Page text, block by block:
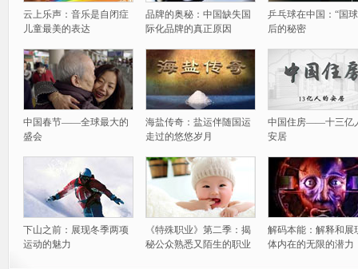
云上乐声：音乐是自闭症
儿童最美的表达
品牌的奥秘：中国缺失国
际化品牌的真正原因
乒乓球在中国：“国
后的秘密
中国春节——全球最大的
盛会
海盐传奇：盐运伴随国运
走过的悠悠岁月
中国住房——十三亿
安居
下山之前：展现冬季两项
运动的魅力
《特殊职业》第二季：揭
秘公众熟悉又陌生的职业
解码本能：解释和展
体内在的无限的潜力